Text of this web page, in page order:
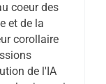
coeur des
et de la
corollaire
de l'IA